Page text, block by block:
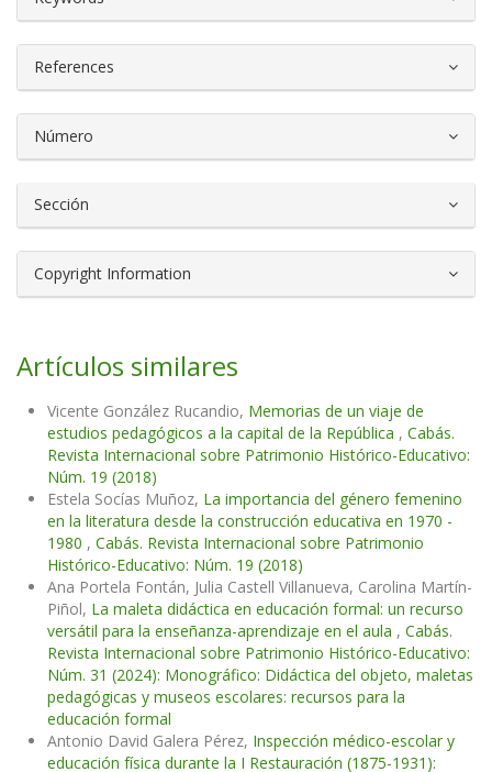
References
Número
Sección
Copyright Information
Artículos similares
Vicente González Rucandio, Memorias de un viaje de
estudios pedagógicos a la capital de la República , Cabás.
Revista Internacional sobre Patrimonio Histórico-Educativo:
Núm. 19 (2018)
Estela Socías Muñoz, La importancia del género femenino
en la literatura desde la construcción educativa en 1970 -
1980 , Cabás. Revista Internacional sobre Patrimonio
Histórico-Educativo: Núm. 19 (2018)
Ana Portela Fontán, Julia Castell Villanueva, Carolina Martín-
Piñol, La maleta didáctica en educación formal: un recurso
versátil para la enseñanza-aprendizaje en el aula , Cabás.
Revista Internacional sobre Patrimonio Histórico-Educativo:
Núm. 31 (2024): Monográfico: Didáctica del objeto, maletas
pedagógicas y museos escolares: recursos para la
educación formal
Antonio David Galera Pérez, Inspección médico-escolar y
educación física durante la I Restauración (1875-1931):